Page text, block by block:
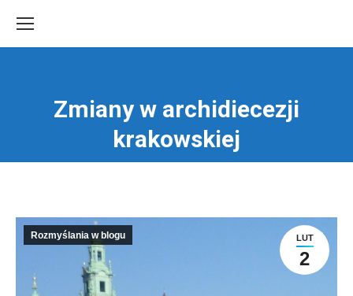
Zmiany w archidiecezji
krakowskiej
Jesteś tutaj:
LUT
2
Rozmyślania w blogu